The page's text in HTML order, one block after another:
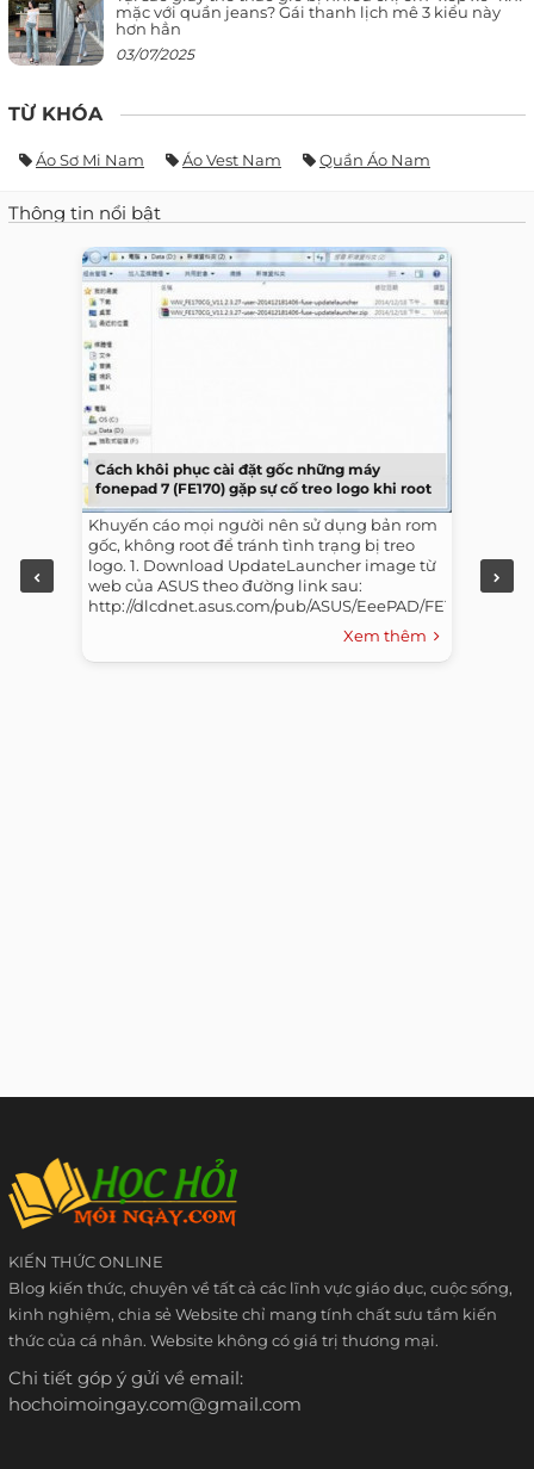
mặc với quần jeans? Gái thanh lịch mê 3 kiểu này
hơn hẳn
03/07/2025
TỪ KHÓA
Áo Sơ Mi Nam Áo Vest Nam Quần Áo Nam
Thông tin nổi bật
Cách khôi phục cài đặt gốc những máy
fonepad 7 (FE170) gặp sự cố treo logo khi root
Khuyến cáo mọi người nên sử dụng bản rom
gốc, không root để tránh tình trạng bị treo
logo. 1. Download UpdateLauncher image từ
web của ASUS theo đường link sau:
http://dlcdnet.asus.com/pub/ASUS/EeePAD/FE170CG/UL-
Xem thêm
KIẾN THỨC ONLINE
Blog kiến thức, chuyên về tất cả các lĩnh vực giáo dục, cuộc sống,
kinh nghiệm, chia sẻ Website chỉ mang tính chất sưu tầm kiến
thức của cá nhân. Website không có giá trị thương mại.
Chi tiết góp ý gửi về email:
hochoimoingay.com@gmail.com